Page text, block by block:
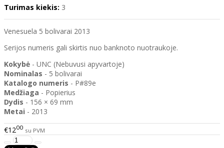
Turimas kiekis: 3
Venesuela 5 bolivarai 2013
Serijos numeris gali skirtis nuo banknoto nuotraukoje.
Kokybė - UNC (Nebuvusi apyvartoje)
Nominalas - 5 bolivarai
Katalogo numeris - P#89e
Medžiaga - Popierius
Dydis - 156 × 69 mm
Metai - 2013
€1200 su PVM